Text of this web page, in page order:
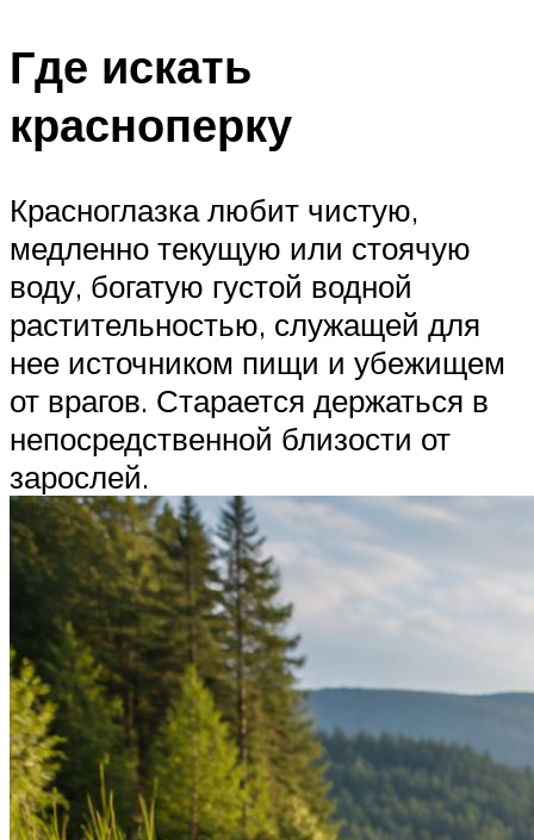
Где искать
красноперку
Красноглазка любит чистую,
медленно текущую или стоячую
воду, богатую густой водной
растительностью, служащей для
нее источником пищи и убежищем
от врагов. Старается держаться в
непосредственной близости от
зарослей.